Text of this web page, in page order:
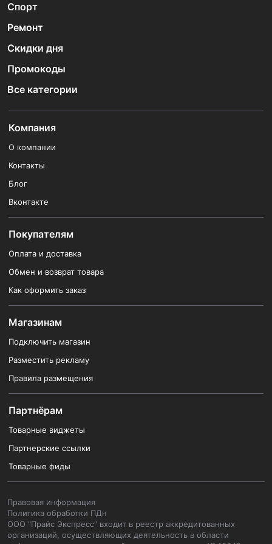
Спорт
Ремонт
Скидки дня
Промокоды
Все категории
Компания
О компании
Контакты
Блог
Вконтакте
Покупателям
Оплата и доставка
Обмен и возврат товара
Как оформить заказ
Магазинам
Подключить магазин
Разместить рекламу
Правила размещения
Партнёрам
Товарные виджеты
Партнерские ссылки
Товарные фиды
Правовая информация
Политика обработки ПДн
ООО "Прайс Экспресс" входит в реестр аккредитованных
организаций, осуществляющих деятельность в области